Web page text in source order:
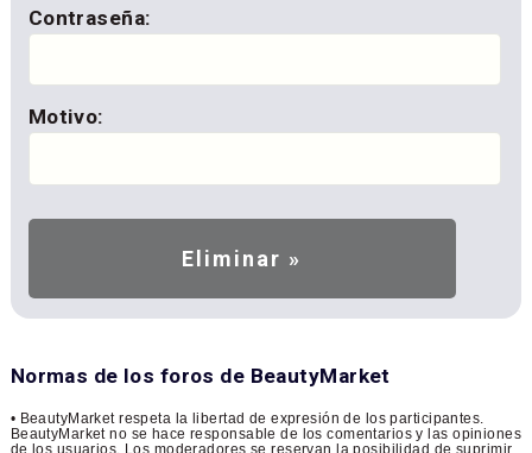
Contraseña:
Motivo:
Normas de los foros de BeautyMarket
• BeautyMarket respeta la libertad de expresión de los participantes.
BeautyMarket no se hace responsable de los comentarios y las opiniones